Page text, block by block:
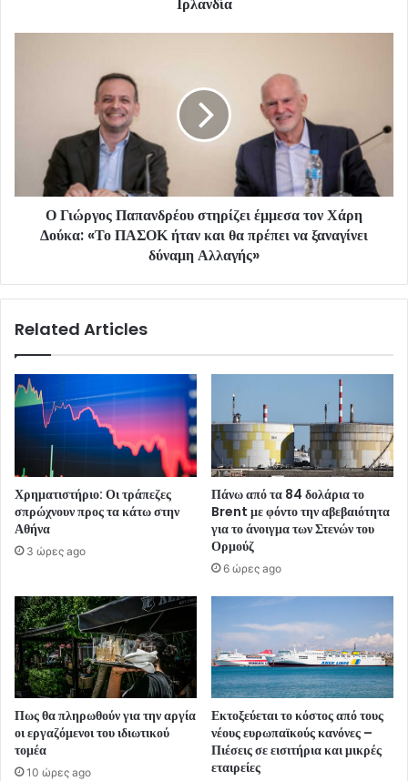
Ο Γιώργος Παπανδρέου στηρίζει έμμεσα τον Χάρη
Δούκα: «Το ΠΑΣΟΚ ήταν και θα πρέπει να ξαναγίνει
δύναμη Αλλαγής»
Related Articles
Χρηματιστήριο: Οι τράπεζες
σπρώχνουν προς τα κάτω στην
Αθήνα
3 ώρες ago
Πάνω από τα 84 δολάρια το
Brent με φόντο την αβεβαιότητα
για το άνοιγμα των Στενών του
Ορμούζ
6 ώρες ago
Πως θα πληρωθούν για την αργία
οι εργαζόμενοι του ιδιωτικού
τομέα
10 ώρες ago
Εκτοξεύεται το κόστος από τους
νέους ευρωπαϊκούς κανόνες –
Πιέσεις σε εισιτήρια και μικρές
εταιρείες